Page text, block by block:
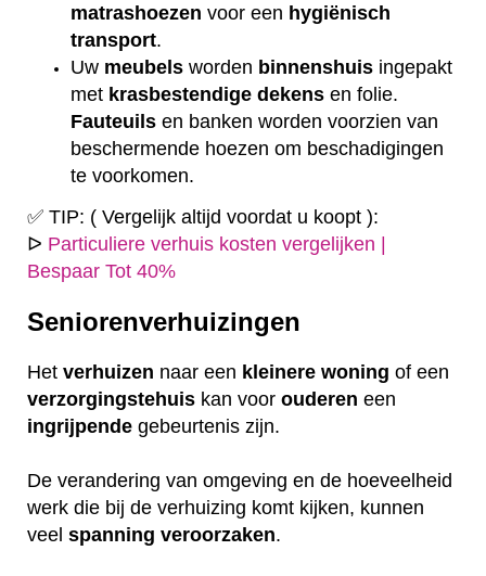
matrashoezen voor een hygiënisch
transport.
Uw meubels worden binnenshuis ingepakt
met krasbestendige dekens en folie.
Fauteuils en banken worden voorzien van
beschermende hoezen om beschadigingen
te voorkomen.
✅ TIP: ( Vergelijk altijd voordat u koopt ):
ᐅ Particuliere verhuis kosten vergelijken |
Bespaar Tot 40%
Seniorenverhuizingen
Het verhuizen naar een kleinere woning of een
verzorgingstehuis kan voor ouderen een
ingrijpende gebeurtenis zijn.
De verandering van omgeving en de hoeveelheid
werk die bij de verhuizing komt kijken, kunnen
veel spanning veroorzaken.